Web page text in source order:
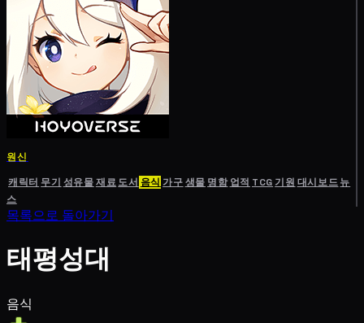
원신
캐릭터 무기 성유물재료도서 음식 가구생물 명함 업적 TCG기원 대시보드뉴
스
목록으로 돌아가기
태평성대
음식